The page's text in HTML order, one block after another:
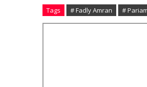
Tags # Fadly Amran #